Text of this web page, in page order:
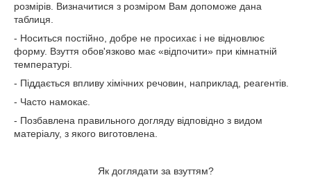
розмірів. Визначитися з розміром Вам допоможе дана
таблиця.
- Носиться постійно, добре не просихає і не відновлює
форму. Взуття обов'язково має «відпочити» при кімнатній
температурі.
- Піддається впливу хімічних речовин, наприклад, реагентів.
- Часто намокає.
- Позбавлена правильного догляду відповідно з видом
матеріалу, з якого виготовлена.
Як доглядати за взуттям?